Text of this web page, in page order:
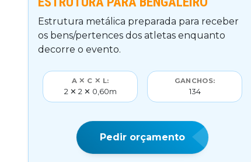
Estrutura metálica preparada para receber
os bens/pertences dos atletas enquanto
decorre o evento.
A ✕ C ✕ L:
2 ✕ 2 ✕ 0,60m
GANCHOS:
134
Pedir orçamento